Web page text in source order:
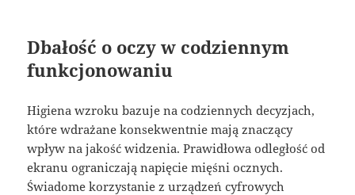
Dbałość o oczy w codziennym
funkcjonowaniu
Higiena wzroku bazuje na codziennych decyzjach,
które wdrażane konsekwentnie mają znaczący
wpływ na jakość widzenia. Prawidłowa odległość od
ekranu ograniczają napięcie mięśni ocznych.
Świadome korzystanie z urządzeń cyfrowych